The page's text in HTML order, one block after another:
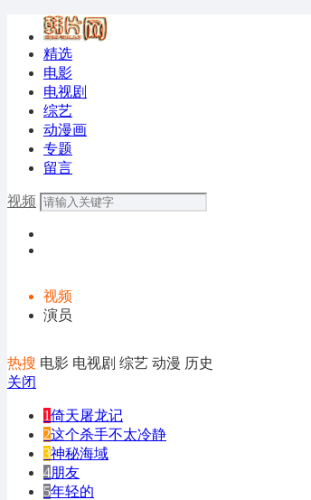
精选
电影
电视剧
综艺
动漫画
专题
留言
视频
视频
演员
热搜 电影 电视剧 综艺 动漫 历史
关闭
1倚天屠龙记
2这个杀手不太冷静
3神秘海域
4朋友
5年轻的